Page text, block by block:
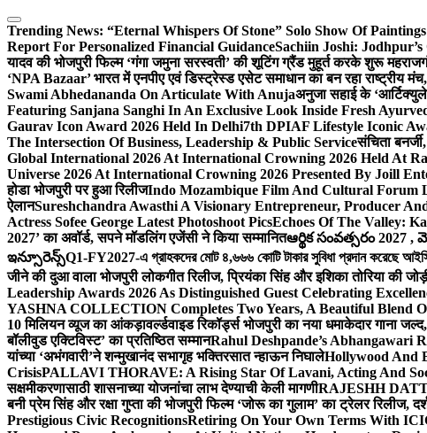
Skip
to
content
Trending News: “Eternal Whispers Of Stone” Solo Show Of
Report For Personalized Financial GuidanceSachiin Joshi:
यादव की भोजपुरी फिल्म ‘गंगा जमुना सरस्वती’ की शूटिंग ग्रैंड मुहूर्त करके शुरू
‘NPA Bazaar’ भारत में एनपीए एवं डिस्ट्रेस्ड एसेट समाधान का बन रहा राष्ट्रीय
Swami Abhedananda On Articulate With Anujaअनुजा सहाई के
Featuring Sanjana Sanghi In An Exclusive Look Inside Fresh
Gaurav Icon Award 2026 Held In Delhi7th DPIAF Lifestyle Iconic
The Intersection Of Business, Leadership & Public Serviceसंचिता
Global International 2026 At International Crowning 2026 Held At
Universe 2026 At International Crowning 2026 Presented By Joill
होडा भोजपुरी पर हुआ रिलीजIndo Mozambique Film And Cultural Forum
ऐलानSureshchandra Awasthi A Visionary Entrepreneur, Producer
Actress Sofee George Latest Photoshoot PicsEchoes Of The Valley:
2027’ का अवॉर्ड, सपने मॉडलिंग एजेंसी ने किया सम्मानितఆర్థిక సంవత్సరం
ఇన్సూరెన్స్Q1-FY2027-এ গ্রাহকদের মোট ৪,৬৬৬ কোটি টাকার সুবিধা প্রদান করেছে
जीने की दुआ वाला भोजपुरी लोकगीत रिलीज, प्रियंका सिंह और इशिका तोरिया की
Leadership Awards 2026 As Distinguished Guest Celebrating
YASHNA COLLECTION Completes Two Years, A Beautiful Blend
10 मिलियन व्यूज का आंकड़ावर्ल्डवाइड रिकॉर्ड्स भोजपुरी का नया धमाकेदार गाना
बॉलीवुड एक्टिविस्ट’ का प्रतिष्ठित सम्मानRahul Deshpande’s Abhangawari
यांच्या ‘अभंगवारी’ने शन्मुखानंद सभागृह भक्तिरसात न्हाऊन निघालेHollywood And
CrisisPALLAVI THORAVE: A Rising Star Of Lavani, Acting And
सक्षमीकरणासाठी शासनाच्या योजनांचा लाभ देण्याची केली मागणीRAJESHH
बनी प्रेम सिंह और रक्षा गुप्ता की भोजपुरी फिल्म ‘जोरू का गुलाम’ का ट्रेलर रिलीज,
Prestigious Civic RecognitionsRetiring On Your Own Terms With